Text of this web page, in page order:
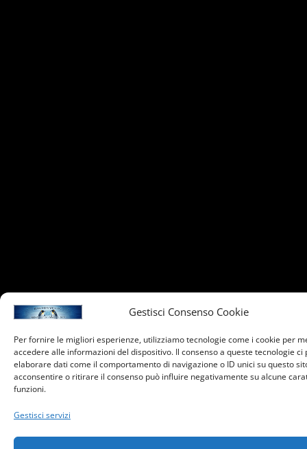
Gestisci Consenso Cookie
Per fornire le migliori esperienze, utilizziamo tecnologie come i cookie per
accedere alle informazioni del dispositivo. Il consenso a queste tecnologie
elaborare dati come il comportamento di navigazione o ID unici su questo
acconsentire o ritirare il consenso può influire negativamente su alcune
funzioni.
Gestisci servizi